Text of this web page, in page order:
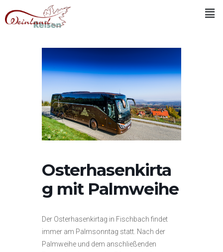
Osterhasenkirta
g mit Palmweihe
Der Osterhasenkirtag in Fischbach findet
immer am Palmsonntag statt. Nach der
Palmweihe und dem anschließenden